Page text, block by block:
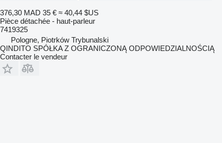
376,30 MAD 35 € ≈ 40,44 $US
Pièce détachée - haut-parleur
7419325
Pologne, Piotrków Trybunalski
QINDITO SPÓŁKA Z OGRANICZONĄ ODPOWIEDZIALNOŚCIĄ
Contacter le vendeur